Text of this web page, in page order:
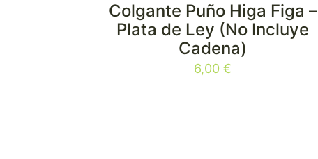
Colgante Puño Higa Figa –
Plata de Ley (No Incluye
Cadena)
6,00€